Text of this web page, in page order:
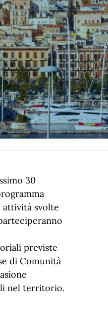
30
attività svolte
previste
di Comunità
nel territorio.